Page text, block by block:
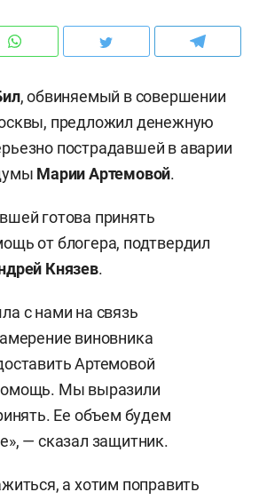
, обвиняемый в совершении
предложил денежную
пострадавшей в аварии
Марии Артемовой.
готова принять
от блогера, подтвердил
Князев.
с нами на связь
виновника
Артемовой
Мы выразили
Ее объем будем
— сказал защитник.
а хотим поправить